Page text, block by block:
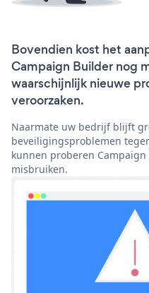
Bovendien kost het
Campaign Builder nog
waarschijnlijk nieuwe
veroorzaken.
Naarmate uw bedrijf blijft
beveiligingsproblemen
kunnen proberen
misbruiken.